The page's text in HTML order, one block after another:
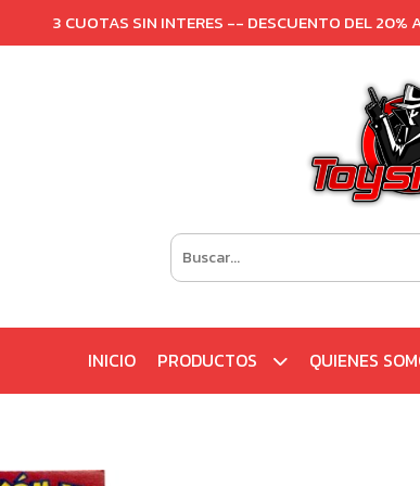
3 CUOTAS SIN INTERES -- DESCUENTO DEL 20%
INICIO PRODUCTOS QUIENES